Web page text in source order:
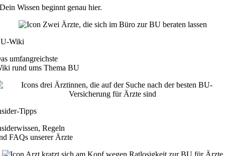
Dein Wissen beginnt genau hier.
Wiki
umfangreichste
rund ums Thema BU
Tipps
Regeln
FAQs unserer Ärzte